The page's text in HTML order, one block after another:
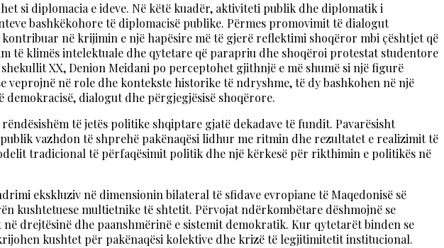
si diplomacia e ideve. Në këtë kuadër, aktiviteti publik dhe diplomatik i
bashkëkohore të diplomacisë publike. Përmes promovimit të dialogut
në krijimin e një hapësire më të gjerë reflektimi shoqëror mbi çështjet që
të klimës intelektuale dhe qytetare që parapriu dhe shoqëroi protestat studentore
XX, Denion Meidani po perceptohet gjithnjë e më shumë si një figurë
në role dhe kontekste historike të ndryshme, të dy bashkohen në një
dialogut dhe përgjegjësisë shoqërore.
të jetës politike shqiptare gjatë dekadave të fundit. Pavarësisht
vazhdon të shprehë pakënaqësi lidhur me ritmin dhe rezultatet e realizimit të
tradicional të përfaqësimit politik dhe një kërkesë për rikthimin e politikës në
ekskluziv në dimensionin bilateral të sfidave evropiane të Maqedonisë së
kushtetuese multietnike të shtetit. Përvojat ndërkombëtare dëshmojnë se
drejtësinë dhe paanshmërinë e sistemit demokratik. Kur qytetarët binden se
kushtet për pakënaqësi kolektive dhe krizë të legjitimitetit institucional.